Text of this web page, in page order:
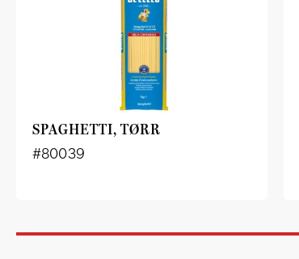
SPAGHETTI, TØRR
#80039